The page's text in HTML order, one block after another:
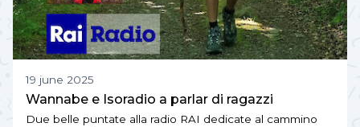
19 june 2025
Wannabe e Isoradio a parlar di ragazzi
Due belle puntate alla radio RAI dedicate al cammino